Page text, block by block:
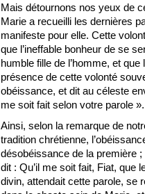
Mais détournons nos yeux de
Marie a recueilli les dernières
manifeste pour elle. Cette
que l’ineffable bonheur de se
humble fille de l’homme, et
présence de cette volonté
obéissance, et dit au céleste
me soit fait selon votre parole ».
Ainsi, selon la remarque de
tradition chrétienne,
désobéissance de la première
dit : Qu’il me soit fait, Fiat, que
divin, attendait cette parole, se